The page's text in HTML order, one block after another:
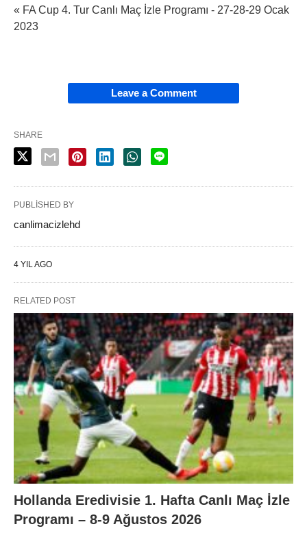
« FA Cup 4. Tur Canlı Maç İzle Programı - 27-28-29 Ocak
2023
Leave a Comment
SHARE
PUBLISHED BY
canlimacizlehd
4 YIL AGO
RELATED POST
Hollanda Eredivisie 1. Hafta Canlı Maç İzle
Programı – 8-9 Ağustos 2026